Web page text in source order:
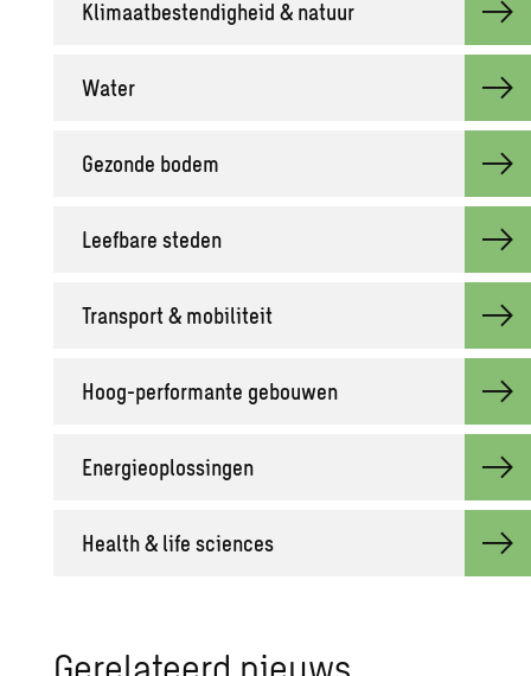
Kli­maat­be­sten­dig­heid & na­tuur
Water
Ge­zon­de bodem
Leef­ba­re ste­den
Trans­port & mo­bi­li­teit
Hoog-per­for­man­te ge­bou­wen
Ener­gie­op­los­sin­gen
He­alth & life sci­en­ces
Ge­re­la­teerd nieuws